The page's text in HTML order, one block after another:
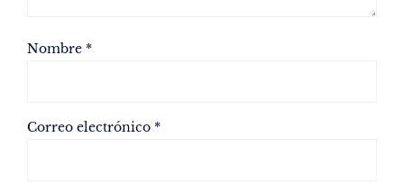
Nombre *
Correo electrónico *